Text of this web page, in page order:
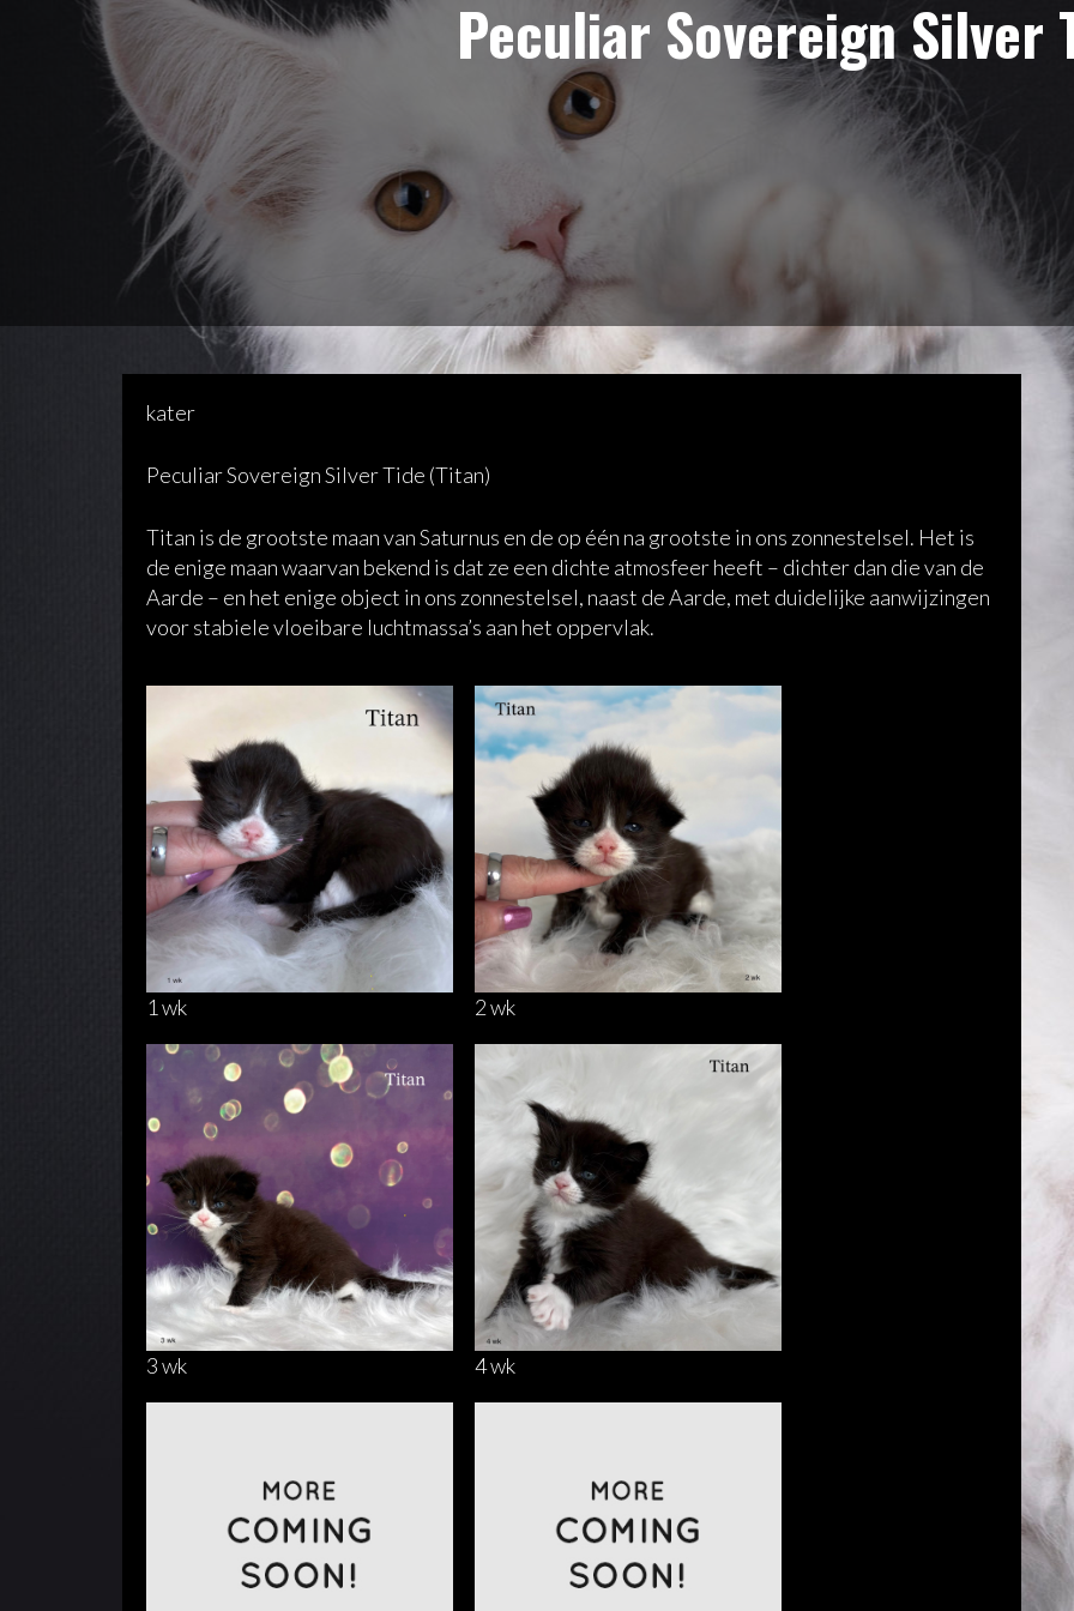
Peculiar Sovereign Silver
kater
Peculiar Sovereign Silver Tide (Titan)
Titan is de grootste maan van Saturnus en de op één na grootste in ons zonnestelsel. Het is
de enige maan waarvan bekend is dat ze een dichte atmosfeer heeft – dichter dan die van de
Aarde – en het enige object in ons zonnestelsel, naast de Aarde, met duidelijke aanwijzingen
voor stabiele vloeibare luchtmassa’s aan het oppervlak.
1 wk 2 wk
3 wk 4 wk